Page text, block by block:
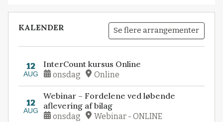
KALENDER Se flere arrangementer
12
AUG
InterCount kursus Online
onsdag Online
12
AUG
Webinar – Fordelene ved løbende
aflevering af bilag
onsdag Webinar - ONLINE